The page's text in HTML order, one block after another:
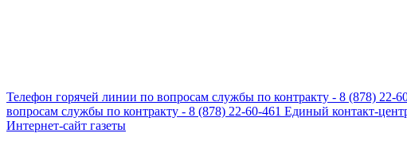
Телефон горячей линии по вопросам службы по контракту - 8 (878) 22-
вопросам службы по контракту - 8 (878) 22-60-461 Единый контакт-
Интернет-сайт газеты